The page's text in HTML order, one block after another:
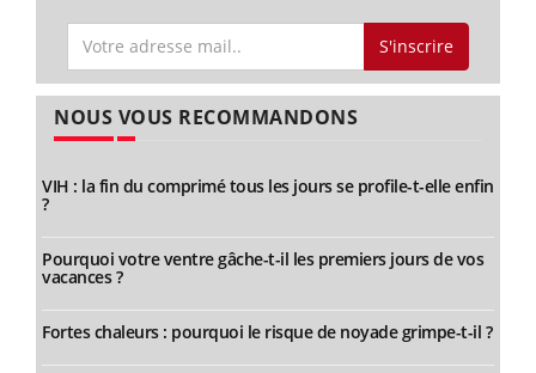
S'inscrire
NOUS VOUS RECOMMANDONS
VIH : la fin du comprimé tous les jours se profile-t-elle enfin
?
Pourquoi votre ventre gâche-t-il les premiers jours de vos
vacances ?
Fortes chaleurs : pourquoi le risque de noyade grimpe-t-il ?